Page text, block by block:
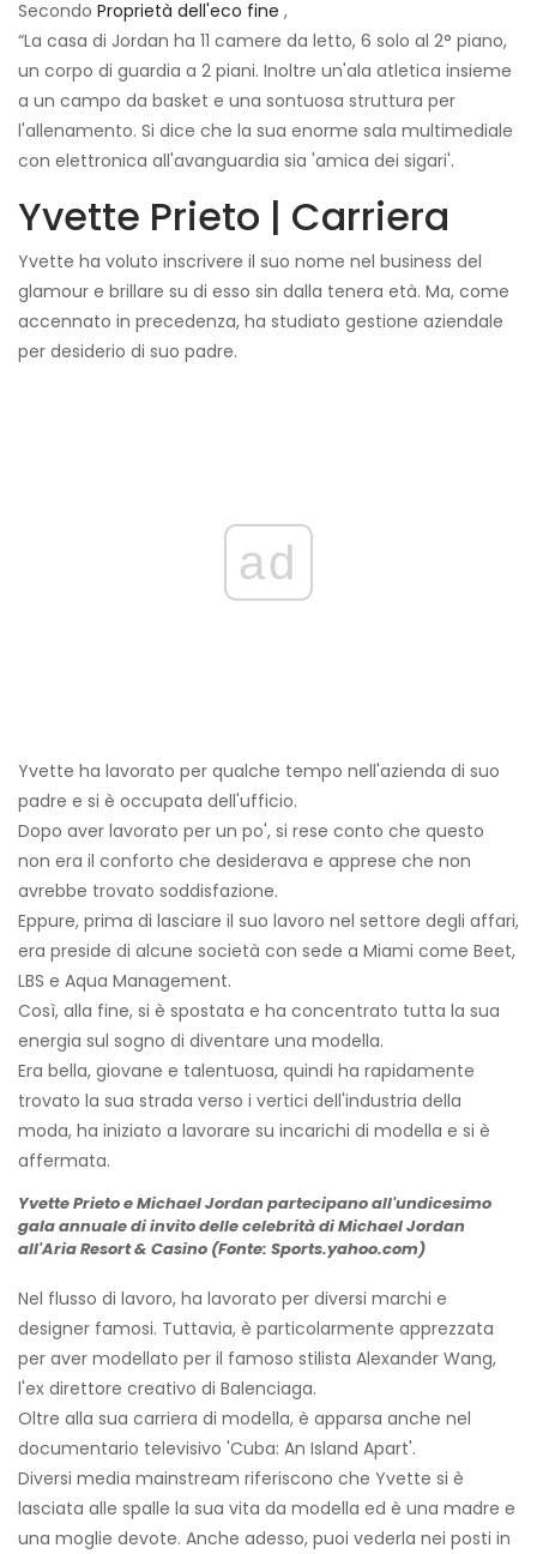
Secondo Proprietà dell'eco fine ,
“La casa di Jordan ha 11 camere da letto, 6 solo al 2° piano,
un corpo di guardia a 2 piani. Inoltre un'ala atletica insieme
a un campo da basket e una sontuosa struttura per
l'allenamento. Si dice che la sua enorme sala multimediale
con elettronica all'avanguardia sia 'amica dei sigari'.
Yvette Prieto | Carriera
Yvette ha voluto inscrivere il suo nome nel business del
glamour e brillare su di esso sin dalla tenera età. Ma, come
accennato in precedenza, ha studiato gestione aziendale
per desiderio di suo padre.
ad
Yvette ha lavorato per qualche tempo nell'azienda di suo
padre e si è occupata dell'ufficio.
Dopo aver lavorato per un po', si rese conto che questo
non era il conforto che desiderava e apprese che non
avrebbe trovato soddisfazione.
Eppure, prima di lasciare il suo lavoro nel settore degli affari,
era preside di alcune società con sede a Miami come Beet,
LBS e Aqua Management.
Così, alla fine, si è spostata e ha concentrato tutta la sua
energia sul sogno di diventare una modella.
Era bella, giovane e talentuosa, quindi ha rapidamente
trovato la sua strada verso i vertici dell'industria della
moda, ha iniziato a lavorare su incarichi di modella e si è
affermata.
Yvette Prieto e Michael Jordan partecipano all'undicesimo
gala annuale di invito delle celebrità di Michael Jordan
all'Aria Resort & Casino (Fonte: Sports.yahoo.com)
Nel flusso di lavoro, ha lavorato per diversi marchi e
designer famosi. Tuttavia, è particolarmente apprezzata
per aver modellato per il famoso stilista Alexander Wang,
l'ex direttore creativo di Balenciaga.
Oltre alla sua carriera di modella, è apparsa anche nel
documentario televisivo 'Cuba: An Island Apart'.
Diversi media mainstream riferiscono che Yvette si è
lasciata alle spalle la sua vita da modella ed è una madre e
una moglie devote. Anche adesso, puoi vederla nei posti in